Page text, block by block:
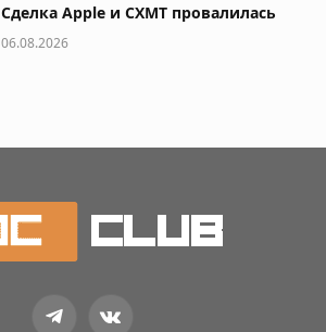
Сделка Apple и CXMT провалилась
06.08.2026
TelegramVKontakte